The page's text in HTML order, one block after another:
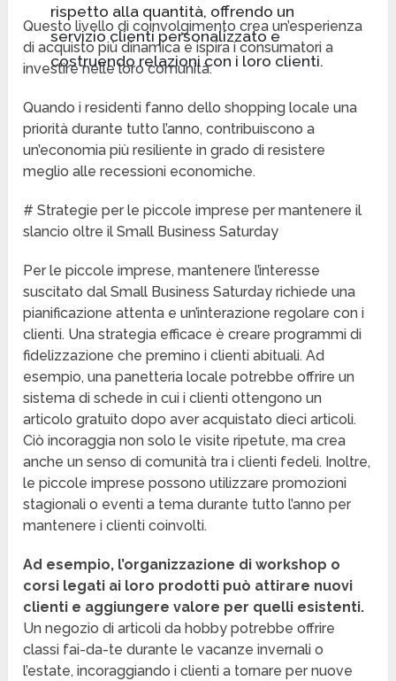
rispetto alla quantità, offrendo un
servizio clienti personalizzato e
costruendo relazioni con i loro clienti.
Questo livello di coinvolgimento crea un’esperienza
di acquisto più dinamica e ispira i consumatori a
investire nelle loro comunità.
Quando i residenti fanno dello shopping locale una
priorità durante tutto l’anno, contribuiscono a
un’economia più resiliente in grado di resistere
meglio alle recessioni economiche.
# Strategie per le piccole imprese per mantenere il
slancio oltre il Small Business Saturday
Per le piccole imprese, mantenere l’interesse
suscitato dal Small Business Saturday richiede una
pianificazione attenta e un’interazione regolare con i
clienti. Una strategia efficace è creare programmi di
fidelizzazione che premino i clienti abituali. Ad
esempio, una panetteria locale potrebbe offrire un
sistema di schede in cui i clienti ottengono un
articolo gratuito dopo aver acquistato dieci articoli.
Ciò incoraggia non solo le visite ripetute, ma crea
anche un senso di comunità tra i clienti fedeli. Inoltre,
le piccole imprese possono utilizzare promozioni
stagionali o eventi a tema durante tutto l’anno per
mantenere i clienti coinvolti.
Ad esempio, l’organizzazione di workshop o
corsi legati ai loro prodotti può attirare nuovi
clienti e aggiungere valore per quelli esistenti.
Un negozio di articoli da hobby potrebbe offrire
classi fai-da-te durante le vacanze invernali o
l’estate, incoraggiando i clienti a tornare per nuove